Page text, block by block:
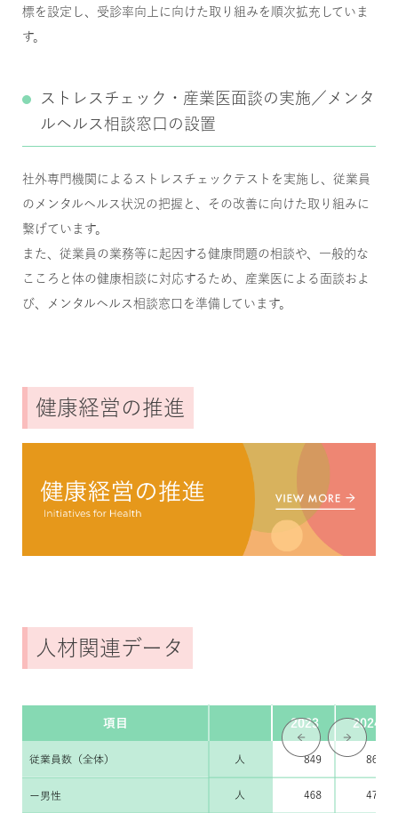
標を設定し、受診率向上に向けた取り組みを順次拡充していま
す。
ストレスチェック・産業医面談の実施／メンタ
ルヘルス相談窓口の設置
社外専門機関によるストレスチェックテストを実施し、従業員
のメンタルヘルス状況の把握と、その改善に向けた取り組みに
繋げています。
また、従業員の業務等に起因する健康問題の相談や、一般的な
こころと体の健康相談に対応するため、産業医による面談およ
び、メンタルヘルス相談窓口を準備しています。
健康経営の推進
人材関連データ